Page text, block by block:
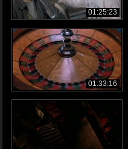
01:25:23
01:33:16